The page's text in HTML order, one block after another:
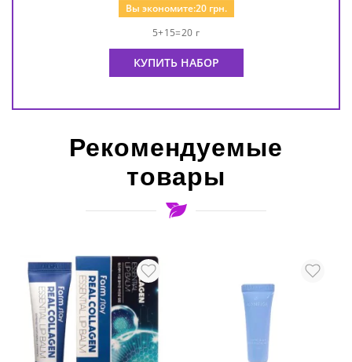
Вы экономите:20грн.
5+15=20 г
КУПИТЬ НАБОР
Рекомендуемые
товары